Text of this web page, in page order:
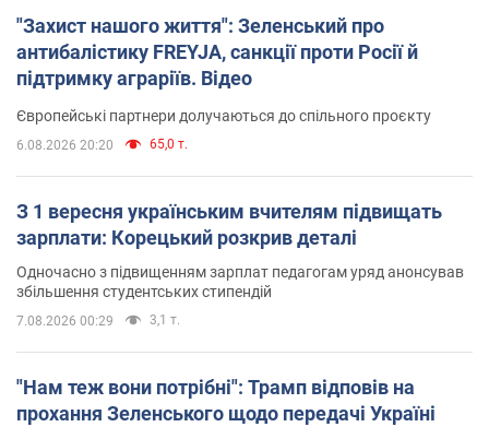
"Захист нашого життя": Зеленський про
антибалістику FREYJA, санкції проти Росії й
підтримку аграріїв. Відео
Європейські партнери долучаються до спільного проєкту
6.08.2026 20:20 65,0 т.
З 1 вересня українським вчителям підвищать
зарплати: Корецький розкрив деталі
Одночасно з підвищенням зарплат педагогам уряд анонсував
збільшення студентських стипендій
7.08.2026 00:29 3,1 т.
"Нам теж вони потрібні": Трамп відповів на
прохання Зеленського щодо передачі Україні